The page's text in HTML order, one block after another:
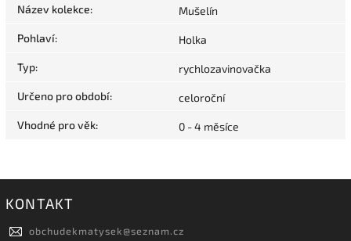
Název kolekce: Mušelín
Pohlaví: Holka
Typ: rychlozavinovačka
Určeno pro období: celoroční
Vhodné pro věk: 0 - 4 měsíce
KONTAKT
obchudekmatysek@seznam.cz